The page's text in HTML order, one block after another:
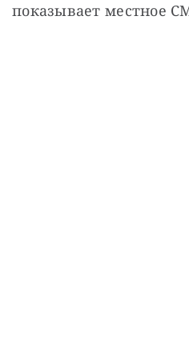
показывает местное